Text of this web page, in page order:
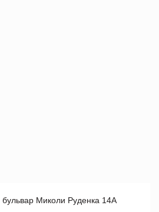
бульвар Миколи Руденка 14А